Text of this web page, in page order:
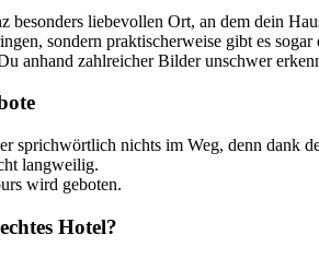
besonders liebevollen Ort, an dem dein
sondern praktischerweise gibt es
anhand zahlreicher Bilder unschwer
sprichwörtlich nichts im Weg, denn dank
langweilig.
wird geboten.
Hotel?